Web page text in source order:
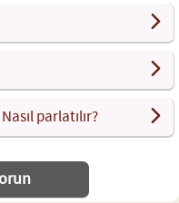
parlatılır?